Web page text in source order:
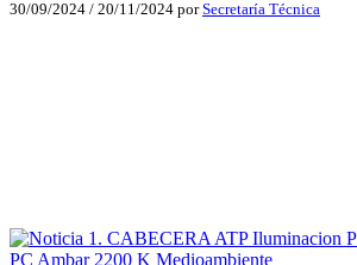
30/09/2024 / 20/11/2024 porSecretaría Técnica
WhatsApp